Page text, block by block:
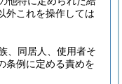
外これを操作しては
、同居人、使用者そ
条例に定める責めを